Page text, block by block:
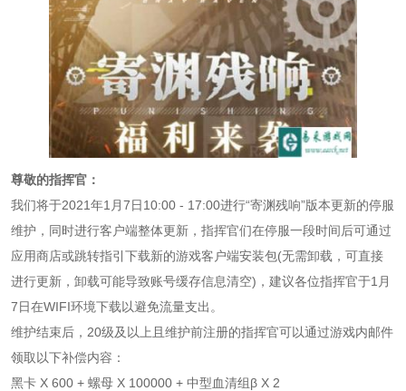
尊敬的指挥官：
我们将于2021年1月7日10:00 - 17:00进行“寄渊残响”版本更新的停服
维护，同时进行客户端整体更新，指挥官们在停服一段时间后可通过
应用商店或跳转指引下载新的游戏客户端安装包(无需卸载，可直接
进行更新，卸载可能导致账号缓存信息清空)，建议各位指挥官于1月
7日在WIFI环境下载以避免流量支出。
维护结束后，20级及以上且维护前注册的指挥官可以通过游戏内邮件
领取以下补偿内容：
黑卡 X 600 + 螺母 X 100000 + 中型血清组β X 2